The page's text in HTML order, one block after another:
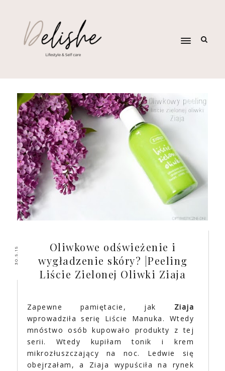
30.5.15
Oliwkowe odświeżenie i
wygładzenie skóry? |Peeling
Liście Zielonej Oliwki Ziaja
Zapewne pamiętacie, jak Ziaja
wprowadziła serię Liście Manuka. Wtedy
mnóstwo osób kupowało produkty z tej
serii. Wtedy kupiłam tonik i krem
mikrozłuszczający na noc. Ledwie się
obejrzałam, a Ziaja wypuściła na rynek